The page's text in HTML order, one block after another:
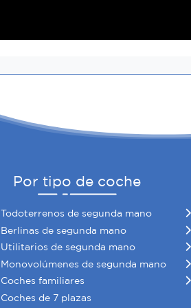
Por tipo de coche
Todoterrenos de segunda mano
Berlinas de segunda mano
Utilitarios de segunda mano
Monovolúmenes de segunda mano
Coches familiares
Coches de 7 plazas